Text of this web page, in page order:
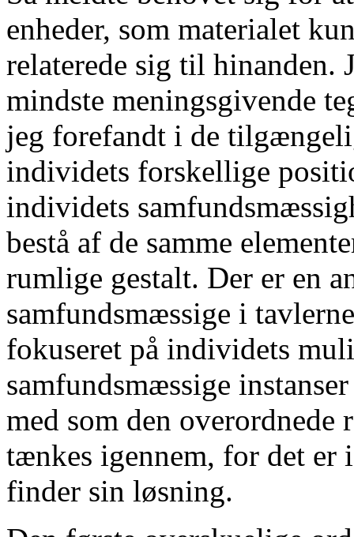
enheder, som materialet
relaterede sig til hinanden.
mindste meningsgivende
jeg forefandt i de
individets forskellige
individets
bestå af de samme
rumlige gestalt. Der er en
samfundsmæssige i
fokuseret på individets
samfundsmæssige
med som den overordnede
tænkes igennem, for det er
finder sin løsning.